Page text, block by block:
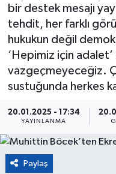
bir destek mesajı
tehdit, her farklı
hukukun değil
‘Hepimiz için
vazgeçmeyeceğiz.
sustuğunda herkes
20.01.2025 - 17:34
YAYINLANMA
Paylaş
Asayiş
Dünya
Eğitim
Sağlık
Magazin
Haber Arşivi